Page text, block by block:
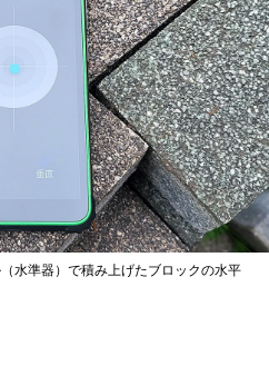
水準器）で積み上げたブロックの水平